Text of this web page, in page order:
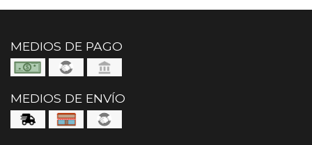
MEDIOS DE PAGO
MEDIOS DE ENVÍO